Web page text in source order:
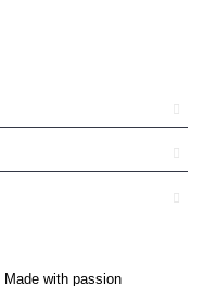
with passion